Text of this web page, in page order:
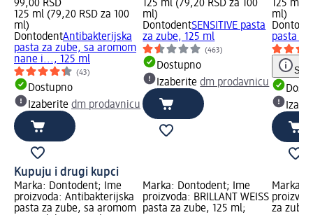
99,00 RSD
125 ml (79,20 RSD za 100
ml)
DontodentAntibakterijska
pasta za zube, sa aromom
nane i..., 125 ml
(43)
Dostupno
Izaberite dm prodavnicu
125 ml (79,20 RSD za 100
ml)
DontodentSENSITIVE pasta
za zube, 125 ml
(463)
Dostupno
Izaberitedm prodavnicu
125 ml
ml)
pasta
Kupuju i drugi kupci
Marka: Dontodent; Ime
proizvoda: Antibakterijska
pasta za zube, sa aromom
Marka: Dontodent; Ime
proizvoda: BRILLANT WEISS
pasta za zube, 125 ml;
Marka:
za zube,